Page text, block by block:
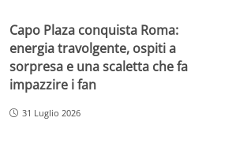
Capo Plaza conquista Roma:
energia travolgente, ospiti a
sorpresa e una scaletta che fa
impazzire i fan
31 Luglio 2026